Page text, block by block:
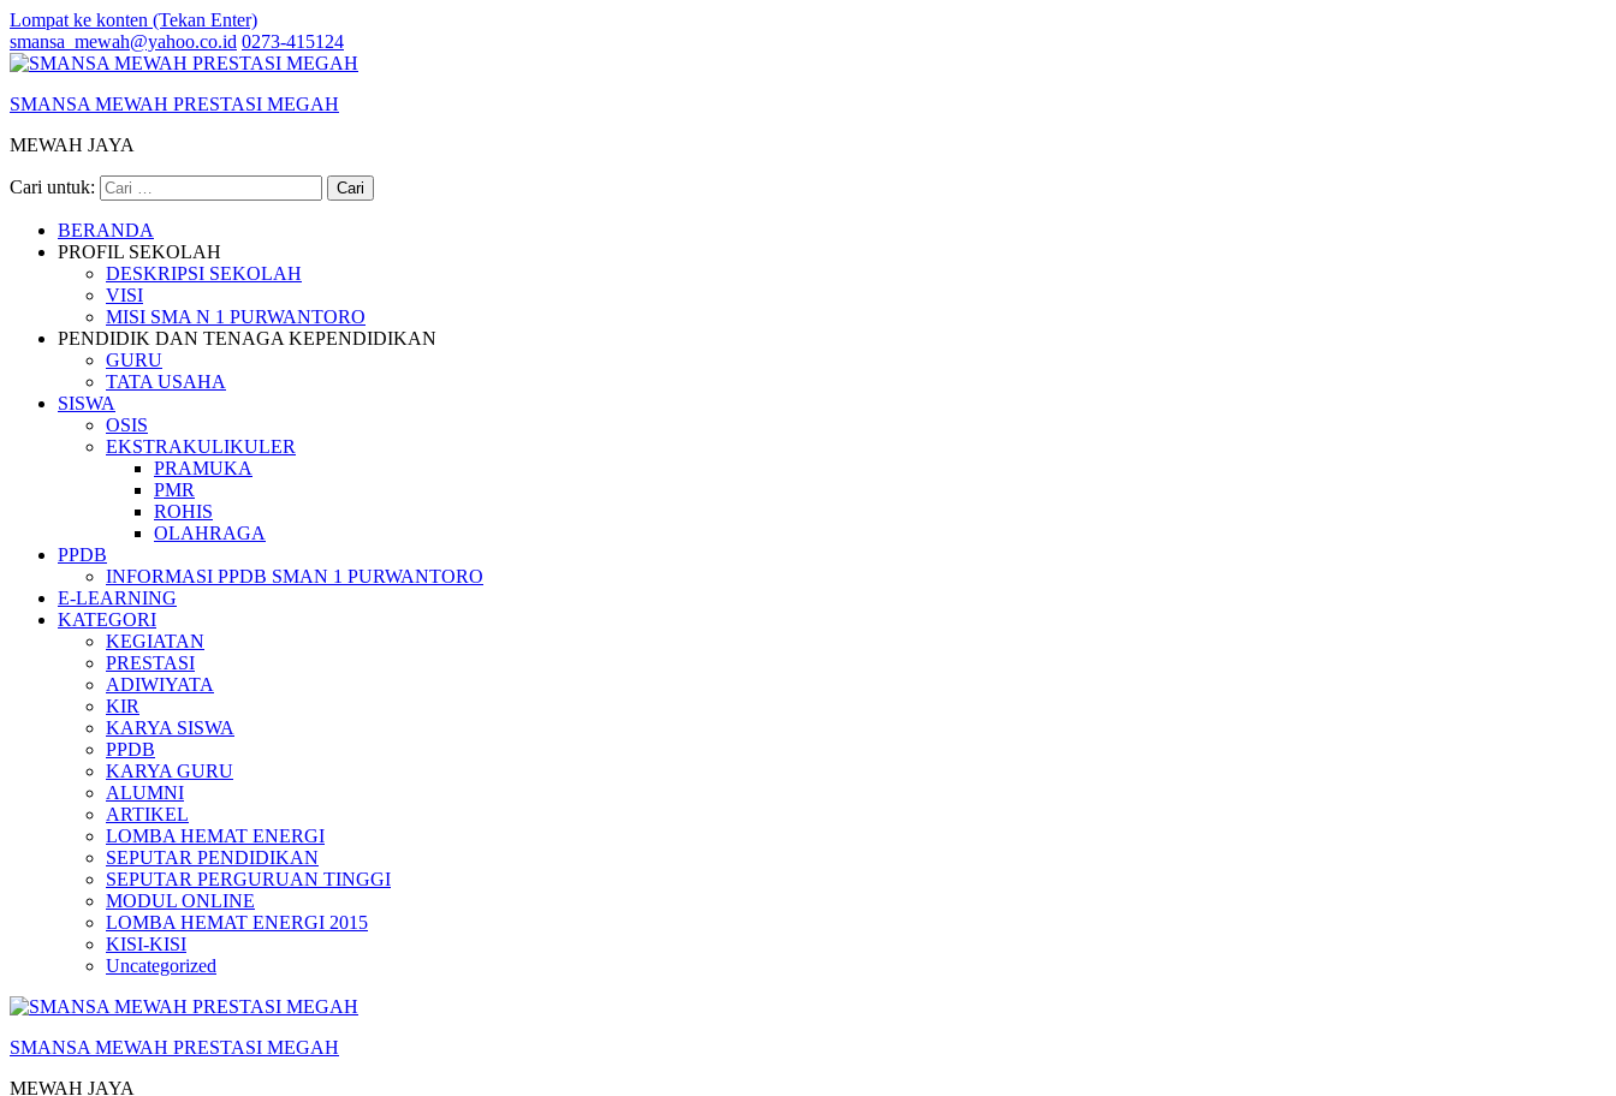
Lompat ke konten (Tekan Enter)
smansa_mewah@yahoo.co.id 0273-415124
SMANSA MEWAH PRESTASI MEGAH
MEWAH JAYA
Cari untuk:
BERANDA
PROFIL SEKOLAH
DESKRIPSI SEKOLAH
VISI
MISI SMA N 1 PURWANTORO
PENDIDIK DAN TENAGA KEPENDIDIKAN
GURU
TATA USAHA
SISWA
OSIS
EKSTRAKULIKULER
PRAMUKA
PMR
ROHIS
OLAHRAGA
PPDB
INFORMASI PPDB SMAN 1 PURWANTORO
E-LEARNING
KATEGORI
KEGIATAN
PRESTASI
ADIWIYATA
KIR
KARYA SISWA
PPDB
KARYA GURU
ALUMNI
ARTIKEL
LOMBA HEMAT ENERGI
SEPUTAR PENDIDIKAN
SEPUTAR PERGURUAN TINGGI
MODUL ONLINE
LOMBA HEMAT ENERGI 2015
KISI-KISI
Uncategorized
SMANSA MEWAH PRESTASI MEGAH
MEWAH JAYA